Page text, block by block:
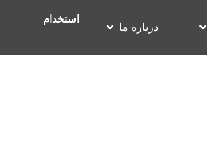
درباره ما
استخدام